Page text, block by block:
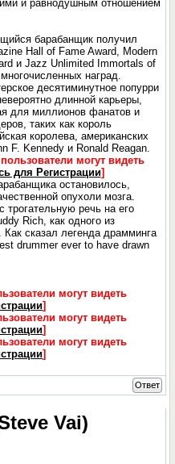
и равнодушным отношением
барабанщик получил
Hall of Fame Award, Modern
и Jazz Unlimited Immortals of
наград.
десятиминутное попурри
длинной карьеры,
для миллионов фанатов и
таких как король
королева, американских
F. Kennedy и Ronald Reagan.
могут видеть
для Регистрации]
остановилось,
опухоли мозга.
трогательную речь на его
Rich, как одного из
сказал легенда драмминга
drummer ever to have drawn
могут видеть
]
могут видеть
]
могут видеть
]
Ответ
Vai)